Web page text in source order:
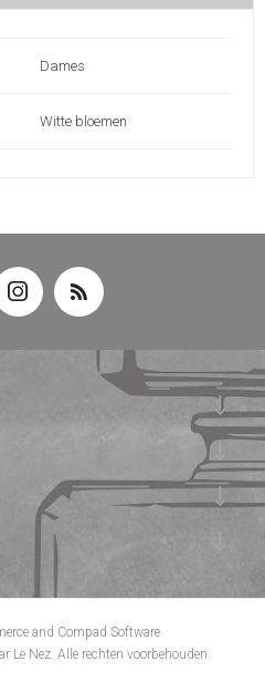
Dames
Witte bloemen
and Compad Software
Le Nez. Alle rechten voorbehouden.